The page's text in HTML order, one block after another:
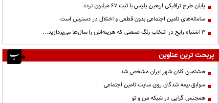
پایان طرح ترافیکی اربعین پلیس با ثبت ۶۷ میلیون تردد
سامانه‌های تامین اجتماعی بدون قطعی و اختلال در دسترس است
3 اشتباه رایج در انتخاب رنگ صنعتی که هزینه‌اش را سال‌ها می‌پردازید...
پربحث ترین عناوین
هشتمین کلان شهر ایران مشخص شد
سوابق بیمه شدگان روی سایت تامین اجتماعی
همجنس گرایی در شبکه من و تو